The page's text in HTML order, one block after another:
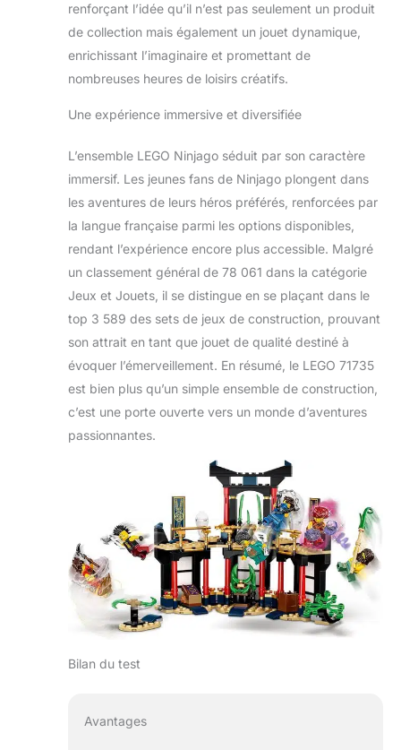
renforçant l’idée qu’il n’est pas seulement un produit
de collection mais également un jouet dynamique,
enrichissant l’imaginaire et promettant de
nombreuses heures de loisirs créatifs.
Une expérience immersive et diversifiée
L’ensemble LEGO Ninjago séduit par son caractère
immersif. Les jeunes fans de Ninjago plongent dans
les aventures de leurs héros préférés, renforcées par
la langue française parmi les options disponibles,
rendant l’expérience encore plus accessible. Malgré
un classement général de 78 061 dans la catégorie
Jeux et Jouets, il se distingue en se plaçant dans le
top 3 589 des sets de jeux de construction, prouvant
son attrait en tant que jouet de qualité destiné à
évoquer l’émerveillement. En résumé, le LEGO 71735
est bien plus qu’un simple ensemble de construction,
c’est une porte ouverte vers un monde d’aventures
passionnantes.
Bilan du test
Avantages